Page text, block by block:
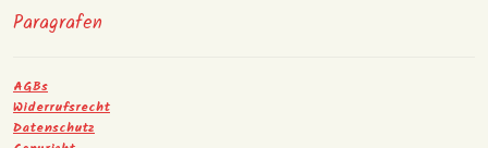
Paragrafen
AGBs
Widerrufsrecht
Datenschutz